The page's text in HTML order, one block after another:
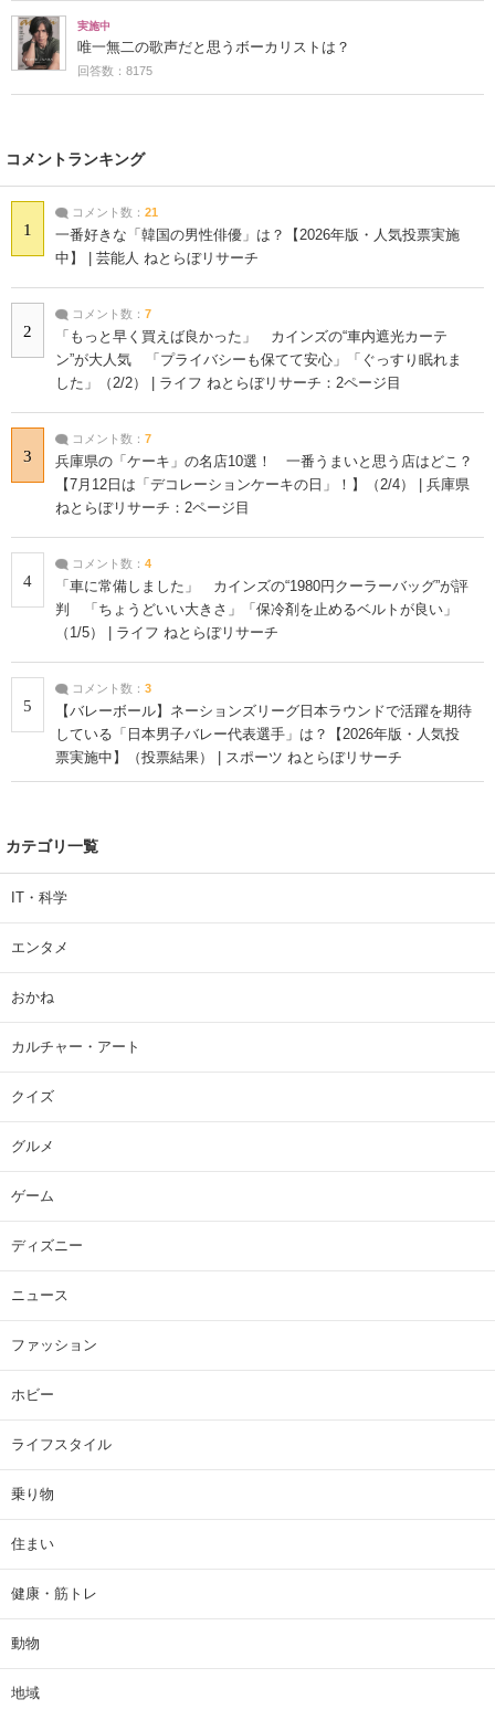
実施中
唯一無二の歌声だと思うボーカリストは？
回答数：8175
コメントランキング
1
コメント数： 21
一番好きな「韓国の男性俳優」は？【2026年版・人気投票実施
中】 | 芸能人 ねとらぼリサーチ
2
コメント数： 7
「もっと早く買えば良かった」 カインズの“車内遮光カーテ
ン”が大人気 「プライバシーも保てて安心」「ぐっすり眠れま
した」（2/2） | ライフ ねとらぼリサーチ：2ページ目
3
コメント数： 7
兵庫県の「ケーキ」の名店10選！ 一番うまいと思う店はどこ？
【7月12日は「デコレーションケーキの日」！】（2/4） | 兵庫県
ねとらぼリサーチ：2ページ目
4
コメント数： 4
「車に常備しました」 カインズの“1980円クーラーバッグ”が評
判 「ちょうどいい大きさ」「保冷剤を止めるベルトが良い」
（1/5） | ライフ ねとらぼリサーチ
5
コメント数： 3
【バレーボール】ネーションズリーグ日本ラウンドで活躍を期待
している「日本男子バレー代表選手」は？【2026年版・人気投
票実施中】（投票結果） | スポーツ ねとらぼリサーチ
カテゴリ一覧
IT・科学
エンタメ
おかね
カルチャー・アート
クイズ
グルメ
ゲーム
ディズニー
ニュース
ファッション
ホビー
ライフスタイル
乗り物
住まい
健康・筋トレ
動物
地域